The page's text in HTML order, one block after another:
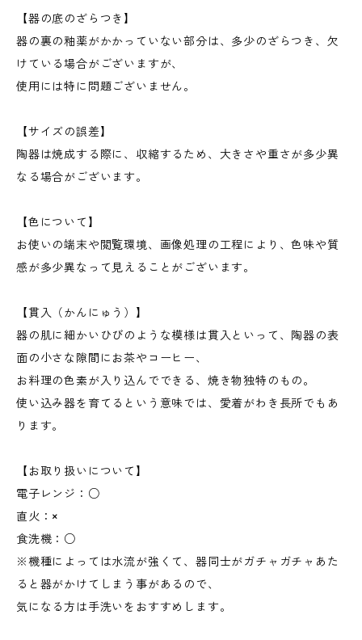
【器の底のざらつき】
器の裏の釉薬がかかっていない部分は、多少のざらつき、欠
けている場合がございますが、
使用には特に問題ございません。
【サイズの誤差】
陶器は焼成する際に、収縮するため、大きさや重さが多少異
なる場合がございます。
【色について】
お使いの端末や閲覧環境、画像処理の工程により、色味や質
感が多少異なって見えることがございます。
【貫入（かんにゅう）】
器の肌に細かいひびのような模様は貫入といって、陶器の表
面の小さな隙間にお茶やコーヒー、
お料理の色素が入り込んでできる、焼き物独特のもの。
使い込み器を育てるという意味では、愛着がわき長所でもあ
ります。
【お取り扱いについて】
電子レンジ：○
直火：×
食洗機：○
※機種によっては水流が強くて、器同士がガチャガチャあた
ると器がかけてしまう事があるので、
気になる方は手洗いをおすすめします。